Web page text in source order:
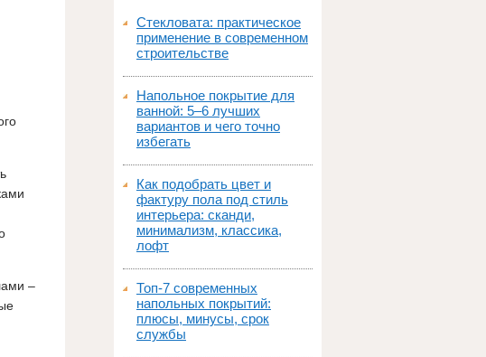
–
Стекловата: практическое
применение в современном
строительстве
Напольное покрытие для
ванной: 5–6 лучших
вариантов и чего точно
избегать
Как подобрать цвет и
фактуру пола под стиль
интерьера: сканди,
минимализм, классика,
лофт
Топ‑7 современных
напольных покрытий:
плюсы, минусы, срок
службы